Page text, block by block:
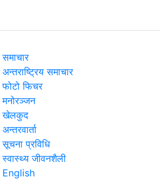
समाचार
अन्तराष्ट्रिय समाचार
फोटो फिचर
मनोरञ्जन
खेलकुद
अन्तरवार्ता
सूचना प्रविधि
स्वास्थ्य जीवनशैली
English